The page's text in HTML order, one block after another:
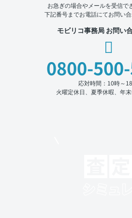
お急ぎの場合やメールを受信で
下記番号までお電話にてお問い合
モビリコ事務局 お問い
0800-
応対時間：10時～
火曜定休日、夏季休暇、年